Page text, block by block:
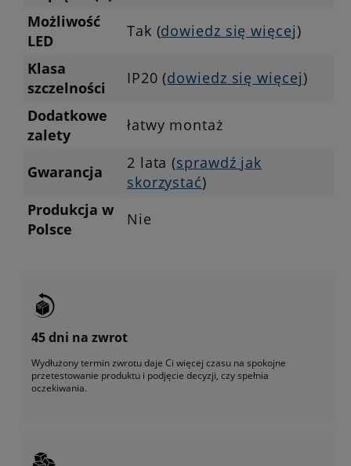
Możliwość
LED
Tak (dowiedz się więcej)
Klasa
szczelności
IP20 (dowiedz się więcej)
Dodatkowe
zalety
łatwy montaż
Gwarancja 2 lata (sprawdź jak
skorzystać)
Produkcja w
Polsce
Nie
45 dni na zwrot
Wydłużony termin zwrotu daje Ci więcej czasu na spokojne
przetestowanie produktu i podjęcie decyzji, czy spełnia
oczekiwania.